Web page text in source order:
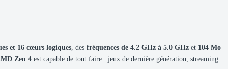
et 16 cœurs logiques, des fréquences de 4.2 GHz à 5.0 GHz et 104 Mo
Zen 4 est capable de tout faire : jeux de dernière génération, streaming